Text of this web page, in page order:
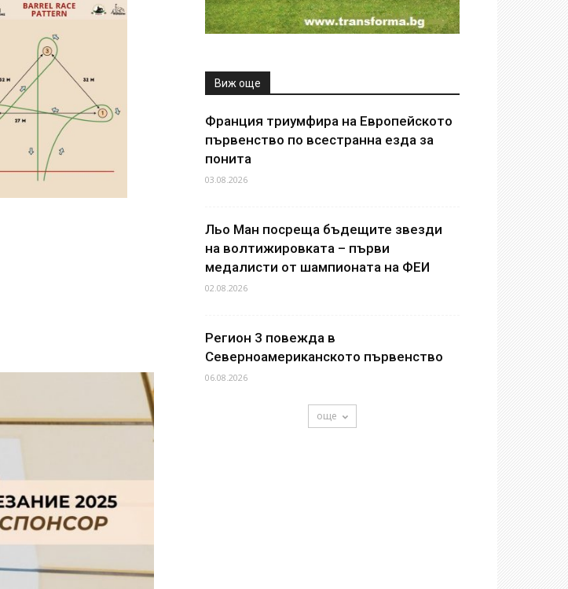
Виж още
Франция триумфира на Европейското
първенство по всестранна езда за
понита
03.08.2026
Льо Ман посреща бъдещите звезди
на волтижировката – първи
медалисти от шампионата на ФЕИ
02.08.2026
Регион 3 повежда в
Северноамериканското първенство
06.08.2026
още